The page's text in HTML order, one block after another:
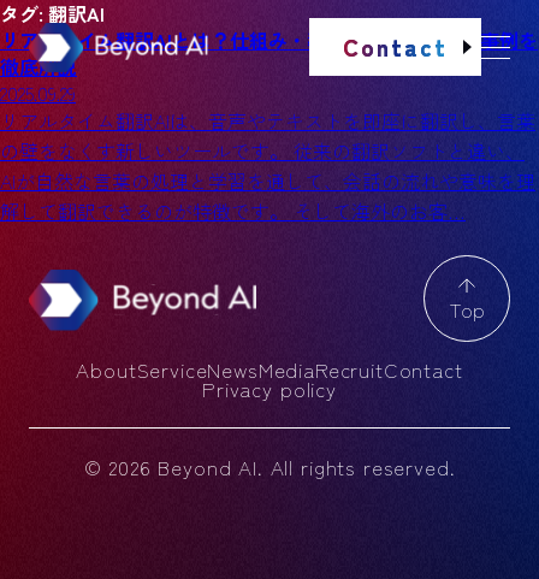
Contact
タグ: 翻訳AI
リアルタイム翻訳AIとは？仕組み・導入メリット・活用事例を
徹底解説
2025.09.29
リアルタイム翻訳AIは、音声やテキストを即座に翻訳し、言葉
の壁をなくす新しいツールです。 従来の翻訳ソフトと違い、
AIが自然な言葉の処理と学習を通して、会話の流れや意味を理
解して翻訳できるのが特徴です。 そして海外のお客…
AboutServiceNewsMediaRecruitContact
Privacy policy
© 2026 Beyond AI. All rights reserved.
Top